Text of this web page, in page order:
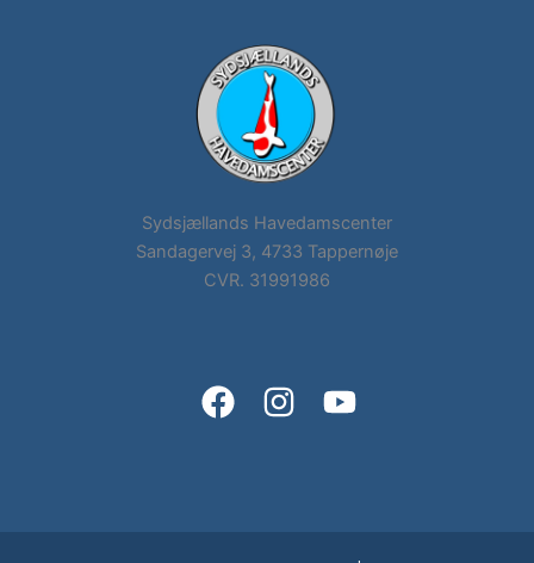
Sydsjællands Havedamscenter
Sandagervej 3, 4733 Tappernøje
CVR. 31991986